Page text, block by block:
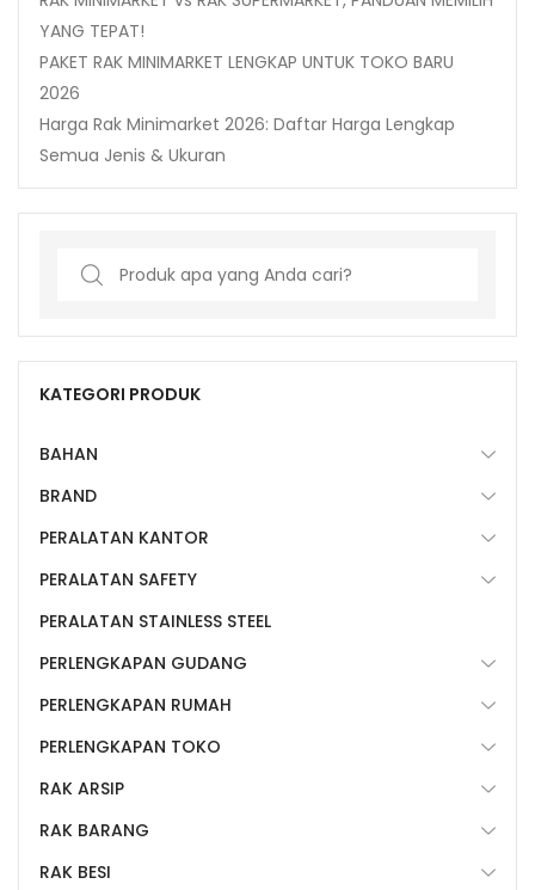
YANG TEPAT!
PAKET RAK MINIMARKET LENGKAP UNTUK TOKO BARU
2026
Harga Rak Minimarket 2026: Daftar Harga Lengkap
Semua Jenis & Ukuran
Search
KATEGORI PRODUK
BAHAN
BRAND
PERALATAN KANTOR
PERALATAN SAFETY
PERALATAN STAINLESS STEEL
PERLENGKAPAN GUDANG
PERLENGKAPAN RUMAH
PERLENGKAPAN TOKO
RAK ARSIP
RAK BARANG
RAK BESI